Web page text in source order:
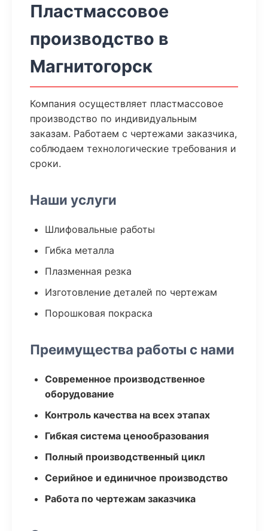
Пластмассовое
производство в
Магнитогорск
Компания осуществляет пластмассовое
производство по индивидуальным
заказам. Работаем с чертежами заказчика,
соблюдаем технологические требования и
сроки.
Наши услуги
Шлифовальные работы
Гибка металла
Плазменная резка
Изготовление деталей по чертежам
Порошковая покраска
Преимущества работы с нами
Современное производственное
оборудование
Контроль качества на всех этапах
Гибкая система ценообразования
Полный производственный цикл
Серийное и единичное производство
Работа по чертежам заказчика